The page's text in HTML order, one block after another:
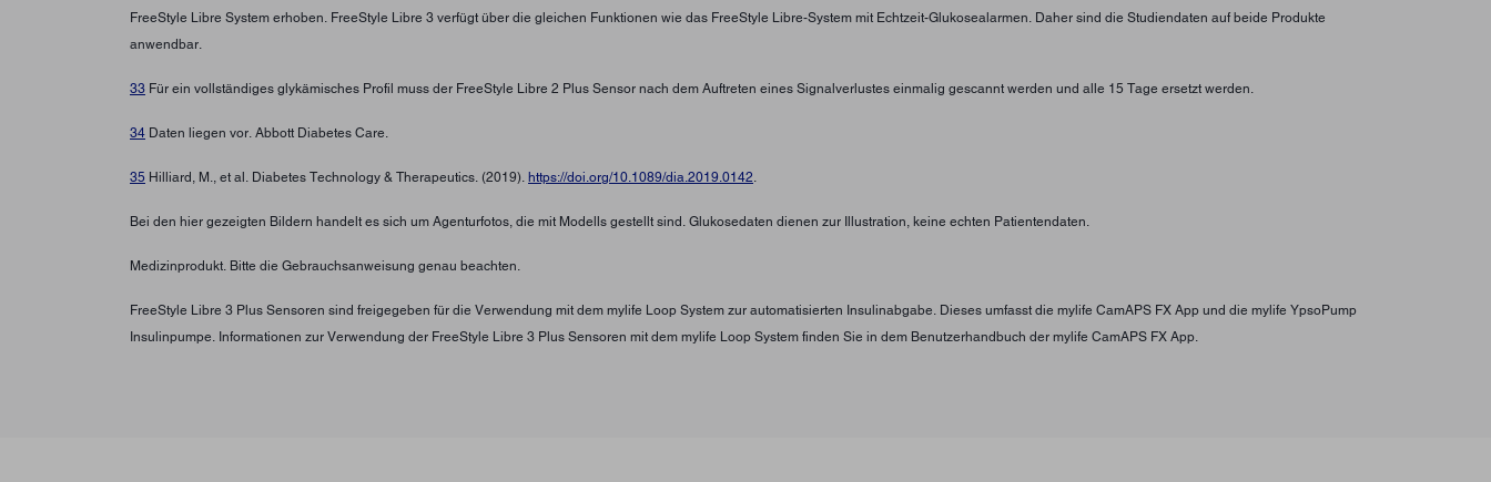
FreeStyle Libre System erhoben. FreeStyle Libre 3 verfügt über die gleichen Funktionen wie das FreeStyle Libre-System mit Echtzeit-Glukosealarmen. Daher sind die Studiendaten auf beide Produkte
anwendbar.
33 Für ein vollständiges glykämisches Profil muss der FreeStyle Libre 2 Plus Sensor nach dem Auftreten eines Signalverlustes einmalig gescannt werden und alle 15 Tage ersetzt werden.
34 Daten liegen vor. Abbott Diabetes Care.
35 Hilliard, M., et al. Diabetes Technology & Therapeutics. (2019). https://doi.org/10.1089/dia.2019.0142.
Bei den hier gezeigten Bildern handelt es sich um Agenturfotos, die mit Modells gestellt sind. Glukosedaten dienen zur Illustration, keine echten Patientendaten.
Medizinprodukt. Bitte die Gebrauchsanweisung genau beachten.
FreeStyle Libre 3 Plus Sensoren sind freigegeben für die Verwendung mit dem mylife Loop System zur automatisierten Insulinabgabe. Dieses umfasst die mylife CamAPS FX App und die mylife YpsoPump
Insulinpumpe. Informationen zur Verwendung der FreeStyle Libre 3 Plus Sensoren mit dem mylife Loop System finden Sie in dem Benutzerhandbuch der mylife CamAPS FX App.